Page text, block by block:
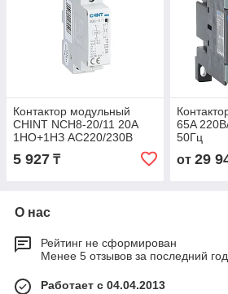
Контактор модульный
CHINT NCH8-20/11 20A
1НО+1НЗ AC220/230В
5 927 ₸
65A
50Гц
от 29
О нас
Рейтинг не сформирован
Менее 5 отзывов за последний год
Работает с 04.04.2013